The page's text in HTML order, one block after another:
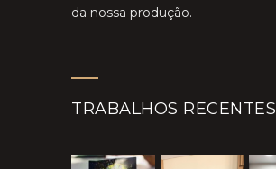
da nossa produção.
TRABALHOS RECENTES